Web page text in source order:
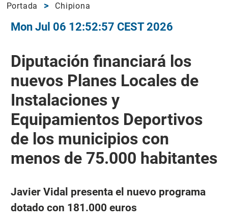
Portada Chipiona
Mon Jul 06 12:52:57 CEST 2026
Diputación financiará los
nuevos Planes Locales de
Instalaciones y
Equipamientos Deportivos
de los municipios con
menos de 75.000 habitantes
Javier Vidal presenta el nuevo programa
dotado con 181.000 euros